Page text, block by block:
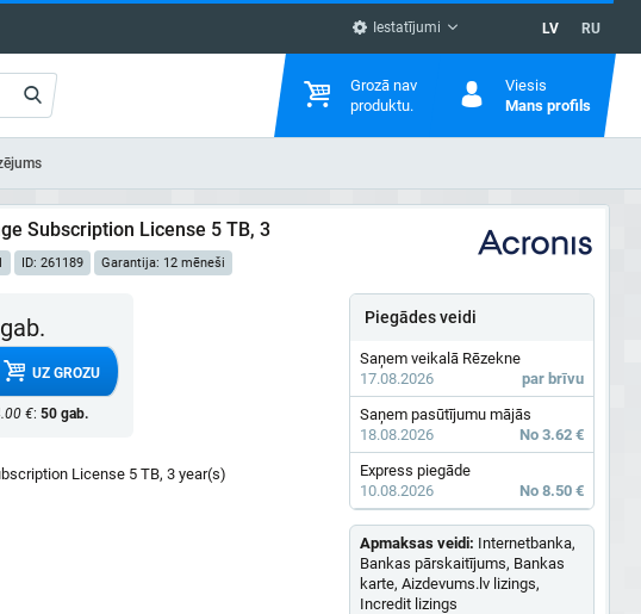
Iestatījumi LV RU
Grozā nav
produktu.
Viesis
Mans profils
Subscription License 5 TB, 3
ID: 261189 Garantija: 12 mēneši
UZ GROZU
€: 50 gab.
License 5 TB, 3 year(s)
Piegādes veidi
Saņem veikalā Rēzekne
17.08.2026
par brīvu
Saņem pasūtījumu mājās
18.08.2026
No 3.62 €
Express piegāde
10.08.2026
No 8.50 €
Apmaksas veidi: Internetbanka,
Bankas pārskaitījums, Bankas
karte, Aizdevums.lv lizings,
Incredit lizings